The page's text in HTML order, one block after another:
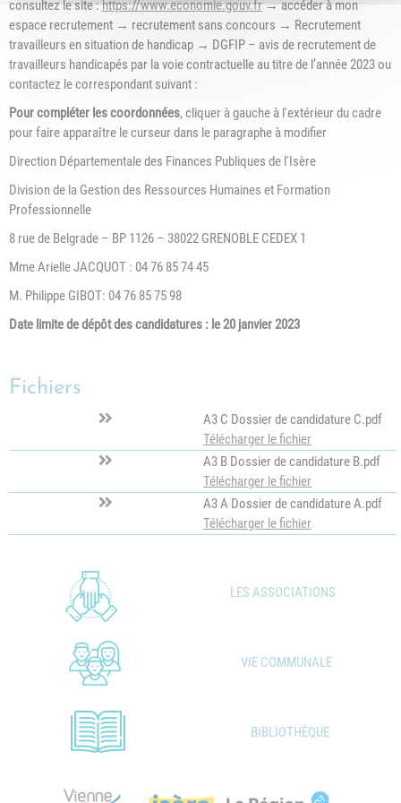
consultez le site :https://www.economie.gouv.fr→ accéder à mon
espace recrutement → recrutement sans concours → Recrutement
travailleurs en situation de handicap → DGFIP – avis de recrutement de
travailleurs handicapés par la voie contractuelle au titre de l’année 2023 ou
contactez le correspondant suivant :
Pour compléter les coordonnées, cliquer à gauche à l'extérieur du cadre
pour faire apparaître le curseur dans le paragraphe à modifier
Direction Départementale des Finances Publiques de l'Isère
Division de la Gestion des Ressources Humaines et Formation
Professionnelle
8 rue de Belgrade – BP 1126 – 38022 GRENOBLE CEDEX 1
Mme Arielle JACQUOT : 04 76 85 74 45
M. Philippe GIBOT: 04 76 85 75 98
Date limite de dépôt des candidatures : le 20 janvier 2023
Fichiers
A3 C Dossier de candidature C.pdf
Télécharger le fichier
A3 B Dossier de candidature B.pdf
Télécharger le fichier
A3 A Dossier de candidature A.pdf
Télécharger le fichier
LES ASSOCIATIONS
VIE COMMUNALE
BIBLIOTHÈQUE